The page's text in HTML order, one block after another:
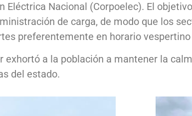
Eléctrica Nacional (Corpoelec). El
de carga, de modo que los
preferentemente en horario
exhortó a la población a mantener la
del estado.